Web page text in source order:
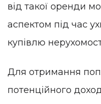
від такої оренди
аспектом під час
купівлю
Для отримання
потенційного